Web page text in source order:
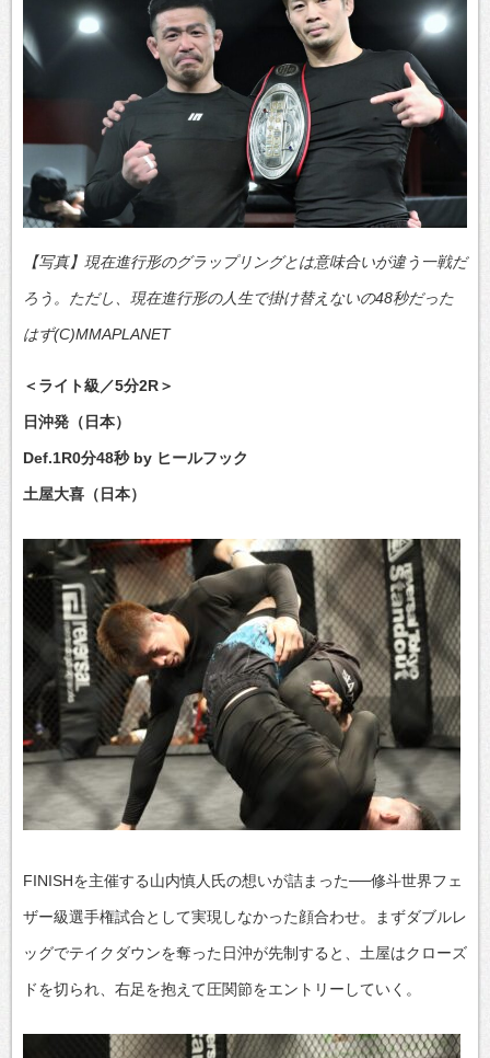
【写真】現在進行形のグラップリングとは意味合いが違う一戦だ
ろう。ただし、現在進行形の人生で掛け替えないの48秒だった
はず(C)MMAPLANET
＜ライト級／5分2R＞
日沖発（日本）
Def.1R0分48秒 by ヒールフック
土屋大喜（日本）
FINISHを主催する山内慎人氏の想いが詰まった──修斗世界フェ
ザー級選手権試合として実現しなかった顔合わせ。まずダブルレ
ッグでテイクダウンを奪った日沖が先制すると、土屋はクローズ
ドを切られ、右足を抱えて圧関節をエントリーしていく。